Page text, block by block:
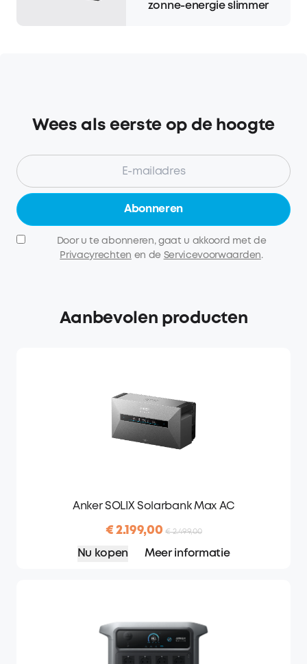
zonne-energie slimmer
Wees als eerste op de hoogte
Abonneren
Door u te abonneren, gaat u akkoord met de
Privacyrechten en de Servicevoorwaarden.
Aanbevolen producten
Anker SOLIX Solarbank Max AC
€ 2.199,00 € 2.499,00
Nu kopen Meer informatie